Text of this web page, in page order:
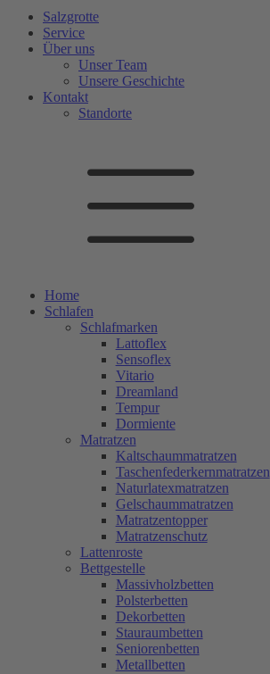
Salzgrotte
Service
Über uns
Unser Team
Unsere Geschichte
Kontakt
Standorte
Home
Schlafen
Schlafmarken
Lattoflex
Sensoflex
Vitario
Dreamland
Tempur
Dormiente
Matratzen
Kaltschaummatratzen
Taschenfederkernmatratzen
Naturlatexmatratzen
Gelschaummatratzen
Matratzentopper
Matratzenschutz
Lattenroste
Bettgestelle
Massivholzbetten
Polsterbetten
Dekorbetten
Stauraumbetten
Seniorenbetten
Metallbetten